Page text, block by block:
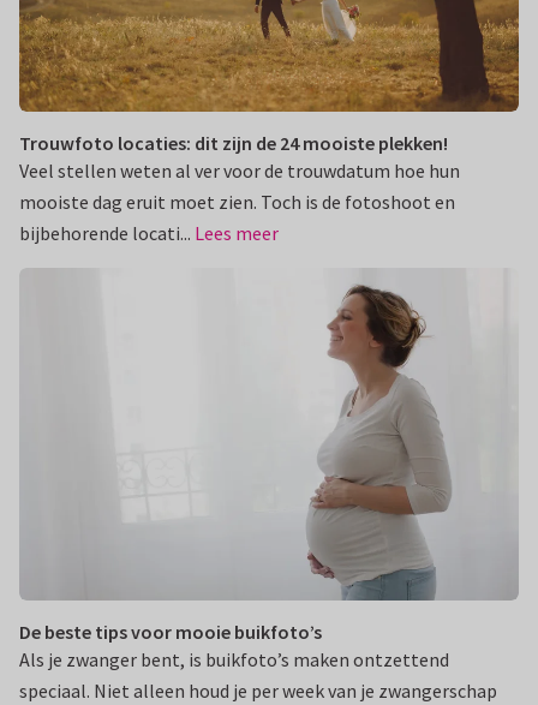
Trouwfoto locaties: dit zijn de 24 mooiste plekken!
Veel stellen weten al ver voor de trouwdatum hoe hun
mooiste dag eruit moet zien. Toch is de fotoshoot en
bijbehorende locati... Lees meer
De beste tips voor mooie buikfoto’s
Als je zwanger bent, is buikfoto’s maken ontzettend
speciaal. Niet alleen houd je per week van je zwangerschap